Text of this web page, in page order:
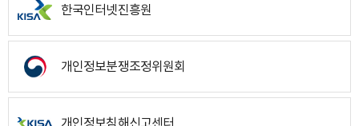
한국인터넷진흥원
개인정보분쟁조정위원회
개인정보침해신고센터